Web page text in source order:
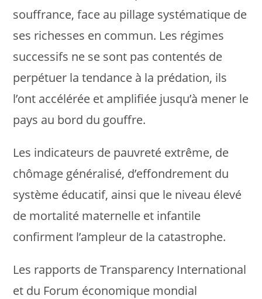
souffrance, face au pillage systématique de
ses richesses en commun. Les régimes
successifs ne se sont pas contentés de
perpétuer la tendance à la prédation, ils
l’ont accélérée et amplifiée jusqu’à mener le
pays au bord du gouffre.
Les indicateurs de pauvreté extrême, de
chômage généralisé, d’effondrement du
système éducatif, ainsi que le niveau élevé
de mortalité maternelle et infantile
confirment l’ampleur de la catastrophe.
Les rapports de Transparency International
et du Forum économique mondial